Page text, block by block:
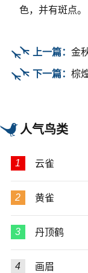
色，并有斑点。
上一篇： 金
下一篇： 棕
人气鸟类
1 云雀
2 黄雀
3 丹顶鹤
4 画眉